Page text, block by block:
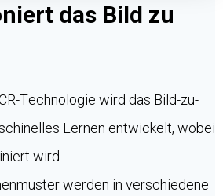
das Bild zu
Technologie wird das Bild-zu-
Lernen entwickelt, wobei
wird.
werden in verschiedene